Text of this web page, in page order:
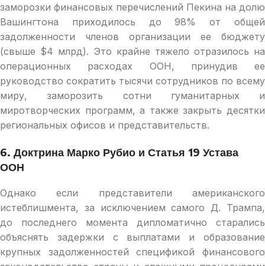
заморозки финансовых перечислений Пекина на долю
Вашингтона приходилось до 98% от общей
задолженности членов организации ее бюджету
(свыше $4 млрд). Это крайне тяжело отразилось на
операционных расходах ООН, принудив ее
руководство сократить тысячи сотрудников по всему
миру, заморозить сотни гуманитарных и
миротворческих программ, а также закрыть десятки
региональных офисов и представительств.
6. Доктрина Марко Рубио и Статья 19 Устава
ООН
Однако если представители американского
истеблишмента, за исключением самого Д. Трампа,
до последнего момента дипломатично старались
объяснять задержки с выплатами и образование
крупных задолженностей спецификой финансового